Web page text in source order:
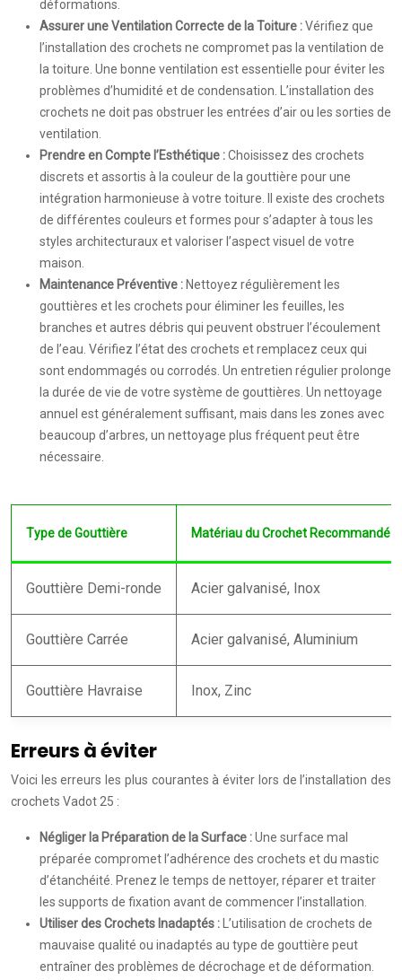
déformations.
Assurer une Ventilation Correcte de la Toiture :Vérifiez que
l’installation des crochets ne compromet pas la ventilation de
la toiture. Une bonne ventilation est essentielle pour éviter les
problèmes d’humidité et de condensation. L’installation des
crochets ne doit pas obstruer les entrées d’air ou les sorties de
ventilation.
Prendre en Compte l’Esthétique :Choisissez des crochets
discrets et assortis à la couleur de la gouttière pour une
intégration harmonieuse à votre toiture. Il existe des crochets
de différentes couleurs et formes pour s’adapter à tous les
styles architecturaux et valoriser l’aspect visuel de votre
maison.
Maintenance Préventive : Nettoyez régulièrement les
gouttières et les crochets pour éliminer les feuilles, les
branches et autres débris qui peuvent obstruer l’écoulement
de l’eau. Vérifiez l’état des crochets et remplacez ceux qui
sont endommagés ou corrodés. Un entretien régulier prolonge
la durée de vie de votre système de gouttières. Un nettoyage
annuel est généralement suffisant, mais dans les zones avec
beaucoup d’arbres, un nettoyage plus fréquent peut être
nécessaire.
Type de Gouttière Matériau du Crochet Recommandé
Gouttière Demi-ronde Acier galvanisé, Inox
Gouttière Carrée Acier galvanisé, Aluminium
Gouttière Havraise Inox, Zinc
Erreurs à éviter
Voici les erreurs les plus courantes à éviter lors de l’installation des
crochets Vadot 25 :
Négliger la Préparation de la Surface :Une surface mal
préparée compromet l’adhérence des crochets et du mastic
d’étanchéité. Prenez le temps de nettoyer, réparer et traiter
les supports de fixation avant de commencer l’installation.
Utiliser des Crochets Inadaptés :
L’utilisation de crochets de
mauvaise qualité ou inadaptés au type de gouttière peut
entraîner des problèmes de décrochage et de déformation.